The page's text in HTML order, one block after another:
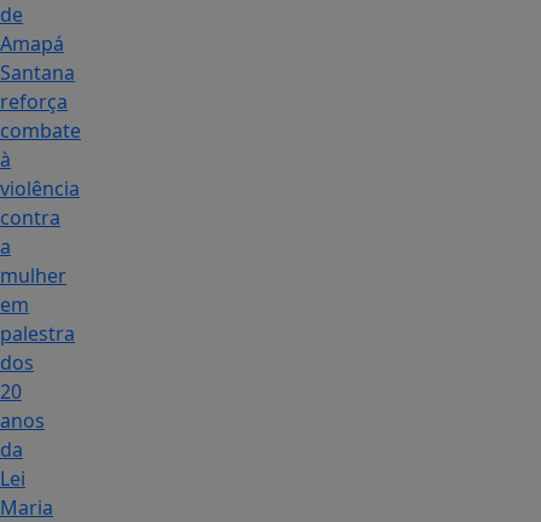
de
Amapá
Santana
reforça
combate
à
violência
contra
a
mulher
em
palestra
dos
20
anos
da
Lei
Maria